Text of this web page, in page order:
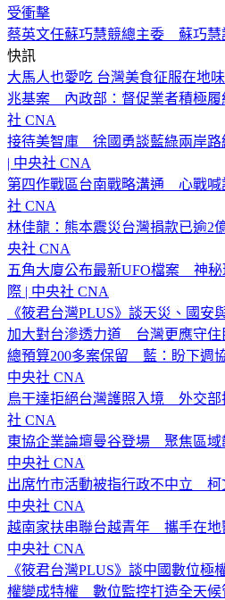
受衝擊
蔡英文任蘇巧慧競總主委 蘇巧慧
快訊
大馬人也愛吃 台灣美食征服在地
兆基案 內政部：督促業者積極履
社 CNA
接待美智庫 徐國勇談藍綠兩岸路
| 中央社 CNA
第四作戰區台南戰略溝通 心戰喊
社 CNA
林佳龍：熊本震災台灣捐款已逾2
央社 CNA
五角大廈公布最新UFO檔案 神秘
際 | 中央社 CNA
《筱君台灣PLUS》談天災、國
加大對台滲透力道 台灣更應守住
總預算200多案保留 藍：盼下週
中央社 CNA
烏干達拒絕台灣護照入境 外交部
社 CNA
東協企業論壇曼谷登場 聚焦區域
中央社 CNA
出席竹市活動被指行政不中立 柯
中央社 CNA
越南家扶串聯台越青年 攜手在地
中央社 CNA
《筱君台灣PLUS》談中國數位
權變成特權 數位監控打造全天候